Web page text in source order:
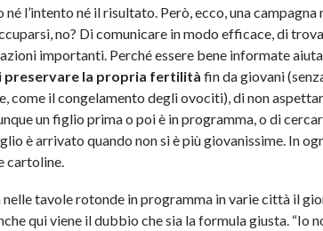
né l’intento né il risultato. Però, ecco, una
no? Di comunicare in modo efficace, di
importanti. Perché essere bene informate
preservare la propria fertilità fin da giovani
come il congelamento degli ovociti), di non
un figlio prima o poi è in programma, o di
è arrivato quando non si è più giovanissime. In
cartoline.
tavole rotonde in programma in varie città il
qui viene il dubbio che sia la formula giusta. “Io